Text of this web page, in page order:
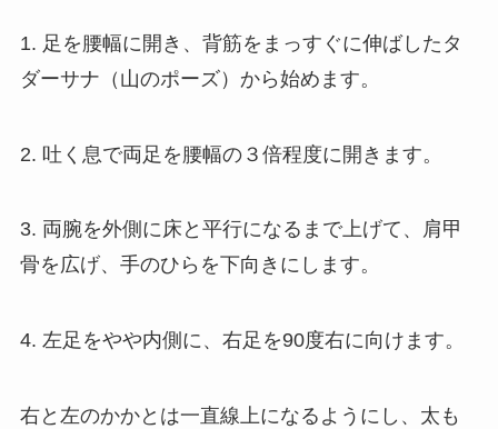
1. 足を腰幅に開き、背筋をまっすぐに伸ばしたタ
ダーサナ（山のポーズ）から始めます。
2. 吐く息で両足を腰幅の３倍程度に開きます。
3. 両腕を外側に床と平行になるまで上げて、肩甲
骨を広げ、手のひらを下向きにします。
4. 左足をやや内側に、右足を90度右に向けます。
右と左のかかとは一直線上になるようにし、太も